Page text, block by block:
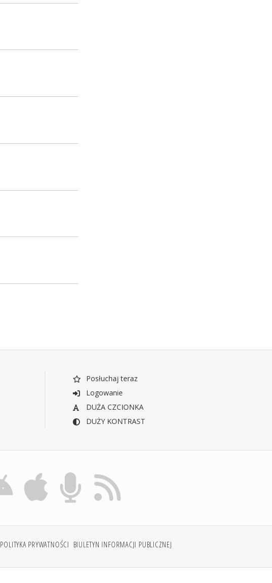
Posłuchaj teraz
Logowanie
DUŻA CZCIONKA
DUŻY KONTRAST
POLITYKA PRYWATNOŚCI BIULETYN INFORMACJI PUBLICZNEJ